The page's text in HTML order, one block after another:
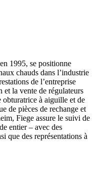
1995, se positionne
chauds dans l’industrie
de l’entreprise
la vente de régulateurs
obturatrice à aiguille et de
de pièces de rechange et
Fiege assure le suivi de
entier – avec des
que des représentations à